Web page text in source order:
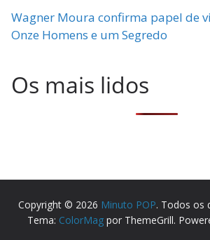
Wagner Moura confirma papel de
Onze Homens e um Segredo
Os mais lidos
Copyright © 2026 Minuto POP. Todos os
Tema: ColorMagpor ThemeGrill.